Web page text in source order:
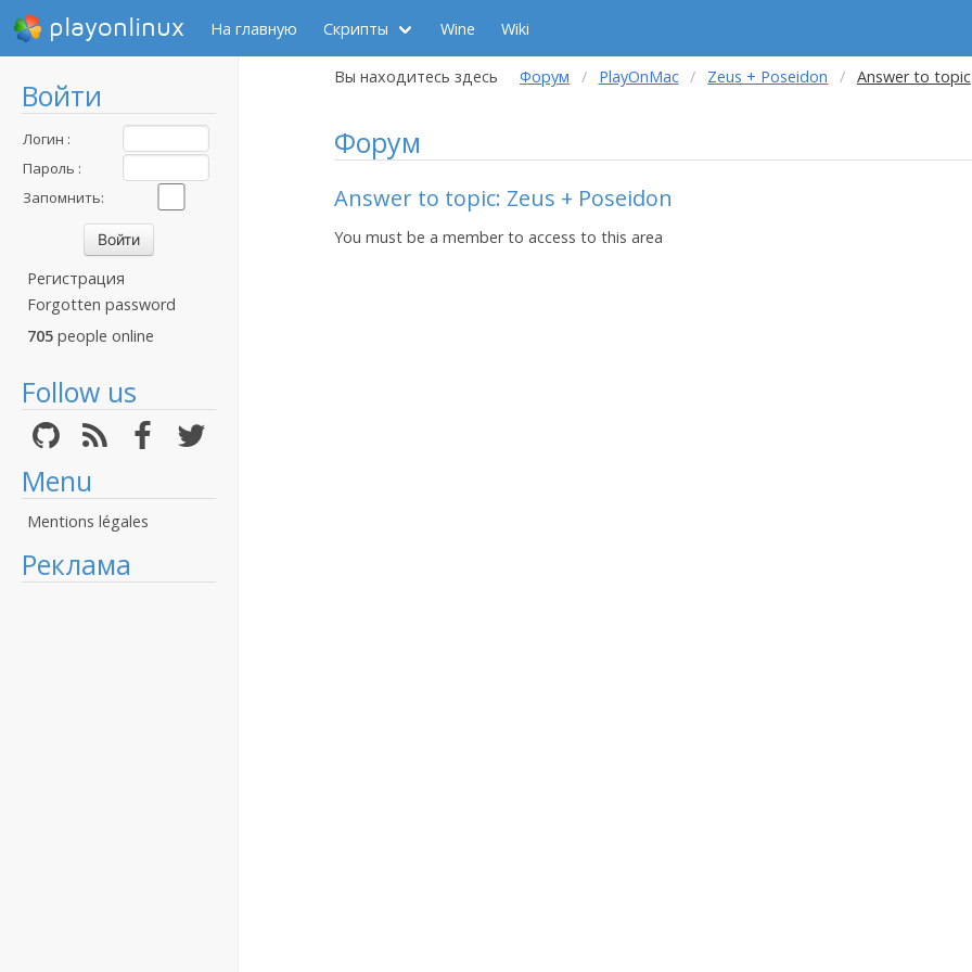
playonlinux На главную Скрипты Wine Wiki
Войти
Логин :
Пароль :
Запомнить:
Регистрация
Forgotten password
705 people online
Follow us
Menu
Mentions légales
Реклама
Вы находитесь здесь Форум PlayOnMac Zeus + Poseidon Answer to topic
Форум
Answer to topic: Zeus + Poseidon
You must be a member to access to this area